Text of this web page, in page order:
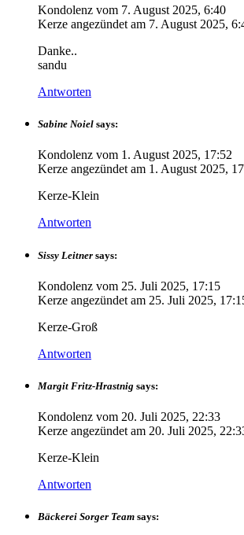
Kondolenz vom 7. August 2025, 6:40
Kerze angezündet am 7. August 2025,
Danke..
sandu
Antworten
Sabine Noiel says:
Kondolenz vom 1. August 2025, 17:52
Kerze angezündet am 1. August 2025,
Kerze-Klein
Antworten
Sissy Leitner says:
Kondolenz vom 25. Juli 2025, 17:15
Kerze angezündet am 25. Juli 2025,
Kerze-Groß
Antworten
Margit Fritz-Hrastnig says:
Kondolenz vom 20. Juli 2025, 22:33
Kerze angezündet am 20. Juli 2025,
Kerze-Klein
Antworten
Bäckerei Sorger Team says: